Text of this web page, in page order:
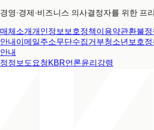
경영·경제·비즈니스 의사결정자를 위한 프
매체소개개인정보보호정책이용약관환불정
안내 이메일주소무단수집거부청소년보호정
안내
정정보도요청 KBR언론윤리강령